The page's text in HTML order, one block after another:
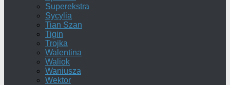
Superekstra
Sycylia
Tian Szan
Tigin
Trojka
Walentina
Waliok
Waniusza
Wektor